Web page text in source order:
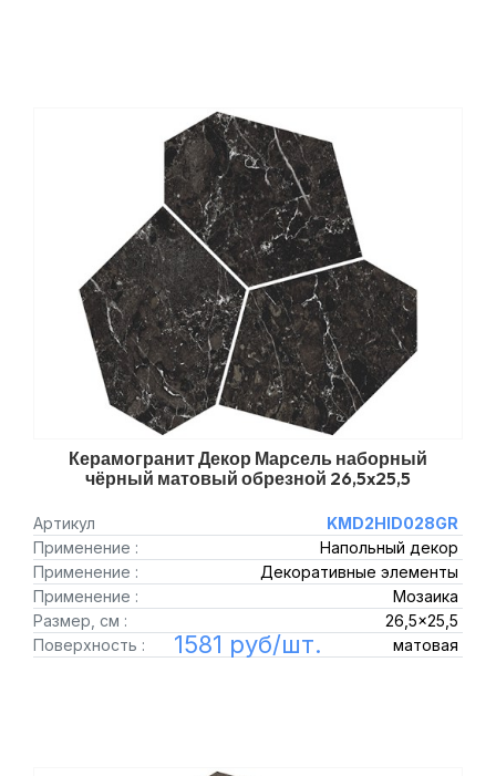
Керамогранит Декор Марсель наборный
чёрный матовый обрезной 26,5x25,5
Артикул
KMD2HID028GR
Применение :
Напольный декор
Применение :
Декоративные элементы
Применение :
Мозаика
Размер, см :
26,5x25,5
Поверхность :
матовая
1581 руб/шт.